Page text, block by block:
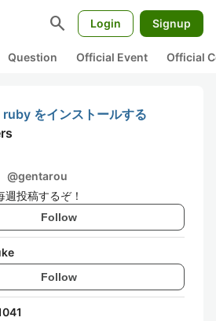
search Login Signup
Question Official Event Official
をインストールする
@gentarou
投稿するぞ！
Follow
Follow